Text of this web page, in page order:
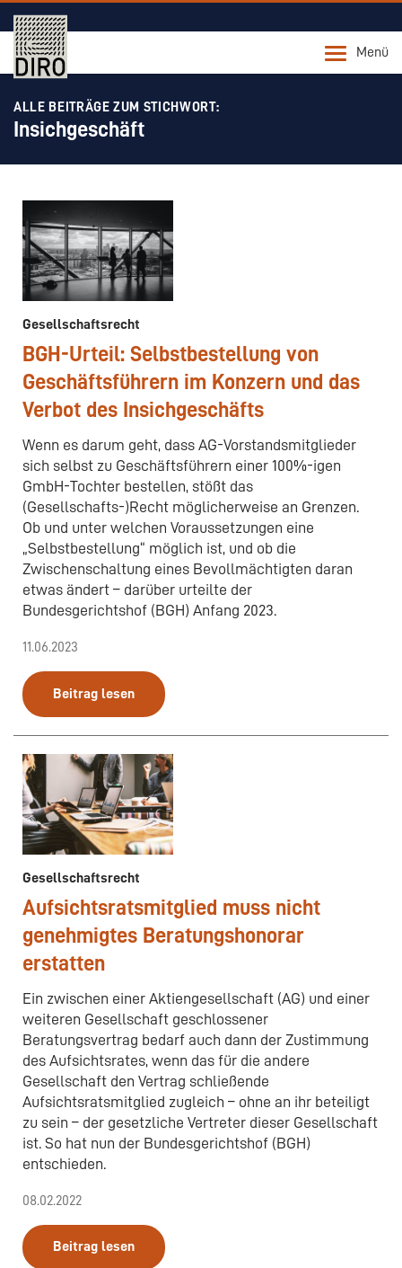
Menü
ALLE BEITRÄGE ZUM STICHWORT:
Insichgeschäft
Gesellschaftsrecht
BGH-Urteil: Selbstbestellung von
Geschäftsführern im Konzern und das
Verbot des Insichgeschäfts
Wenn es darum geht, dass AG-Vorstandsmitglieder
sich selbst zu Geschäftsführern einer 100%-igen
GmbH-Tochter bestellen, stößt das
(Gesellschafts-)Recht möglicherweise an Grenzen.
Ob und unter welchen Voraussetzungen eine
„Selbstbestellung“ möglich ist, und ob die
Zwischenschaltung eines Bevollmächtigten daran
etwas ändert – darüber urteilte der
Bundesgerichtshof (BGH) Anfang 2023.
11.06.2023
Beitrag lesen
Gesellschaftsrecht
Aufsichtsratsmitglied muss nicht
genehmigtes Beratungshonorar
erstatten
Ein zwischen einer Aktiengesellschaft (AG) und einer
weiteren Gesellschaft geschlossener
Beratungsvertrag bedarf auch dann der Zustimmung
des Aufsichtsrates, wenn das für die andere
Gesellschaft den Vertrag schließende
Aufsichtsratsmitglied zugleich – ohne an ihr beteiligt
zu sein – der gesetzliche Vertreter dieser Gesellschaft
ist. So hat nun der Bundesgerichtshof (BGH)
entschieden.
08.02.2022
Beitrag lesen